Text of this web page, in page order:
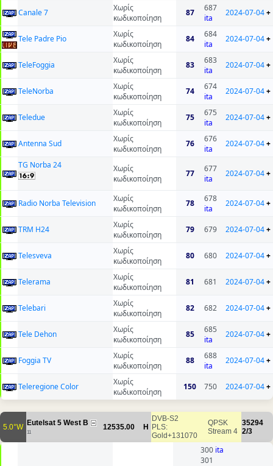
Canale 7
Χωρίς
κωδικοποίηση
87
687
ita
2024-07-04+
Tele Padre Pio
Χωρίς
κωδικοποίηση
84
684
ita
2024-07-04+
TeleFoggia
Χωρίς
κωδικοποίηση
83
683
ita
2024-07-04+
TeleNorba
Χωρίς
κωδικοποίηση
74
674
ita
2024-07-04+
Teledue
Χωρίς
κωδικοποίηση
75
675
ita
2024-07-04+
Antenna Sud
Χωρίς
κωδικοποίηση
76
676
ita
2024-07-04+
TG Norba 24
Χωρίς
κωδικοποίηση
77
677
ita
2024-07-04+
Radio Norba Television
Χωρίς
κωδικοποίηση
78
678
ita
2024-07-04+
TRM H24
Χωρίς
κωδικοποίηση
79 679 2024-07-04+
Telesveva
Χωρίς
κωδικοποίηση
80 680 2024-07-04+
Telerama
Χωρίς
κωδικοποίηση
81 681 2024-07-04+
Telebari
Χωρίς
κωδικοποίηση
82 682 2024-07-04+
Tele Dehon
Χωρίς
κωδικοποίηση
85
685
ita
2024-07-04+
Foggia TV
Χωρίς
κωδικοποίηση
88
688
ita
2024-07-04+
Teleregione Color
Χωρίς
κωδικοποίηση
150 750 2024-07-04+
5.0°W Eutelsat 5 West B
11
12535.00 H
DVB-S2
PLS:
Gold+131070
QPSK
Stream 4
35294
2/3
300 ita
301